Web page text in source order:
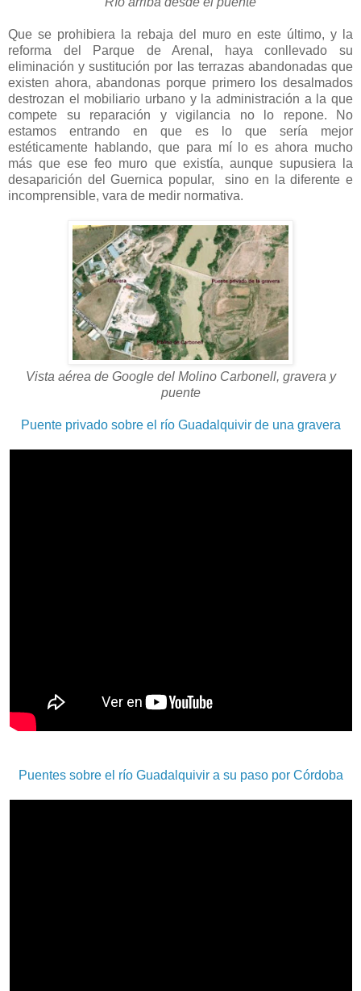
Que se prohibiera la rebaja del muro en este último, y la
reforma del Parque de Arenal, haya conllevado su
eliminación y sustitución por las terrazas abandonadas que
existen ahora, abandonas porque primero los desalmados
destrozan el mobiliario urbano y la administración a la que
compete su reparación y vigilancia no lo repone. No
estamos entrando en que es lo que sería mejor
estéticamente hablando, que para mí lo es ahora mucho
más que ese feo muro que existía, aunque supusiera la
desaparición del Guernica popular, sino en la diferente e
incomprensible, vara de medir normativa.
Vista aérea de Google del Molino Carbonell, gravera y
puente
Puente privado sobre el río Guadalquivir de una gravera
Puentes sobre el río Guadalquivir a su paso por Córdoba